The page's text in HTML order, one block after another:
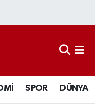
SPOR DÜNYA